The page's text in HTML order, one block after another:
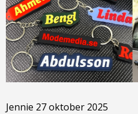
Jennie 27 oktober 2025